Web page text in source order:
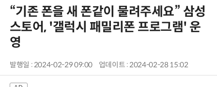
“기존 폰을 새 폰같이 물려주세요” 삼성
스토어, '갤럭시 패밀리폰 프로그램' 운
영
발행일 : 2024-02-29 09:00 업데이트 : 2024-02-28 15:02